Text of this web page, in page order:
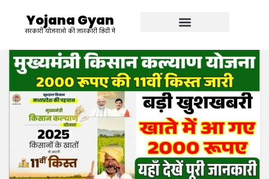
Yojana Gyan
सरकारी योजनाओ की जानकारी हिंदी में